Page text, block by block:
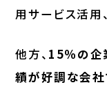
用サービス活用
他方、 15％の企
績が好調な会社